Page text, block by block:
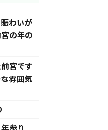
わいが
の年の
宮です
雰囲気
参り